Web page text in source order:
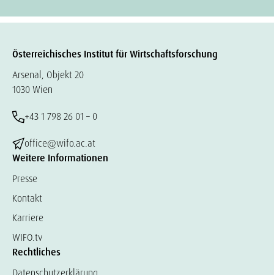
Österreichisches Institut für Wirtschaftsforschung
Arsenal, Objekt 20
1030 Wien
+43 1 798 26 01 – 0
office@wifo.ac.at
Weitere Informationen
Presse
Kontakt
Karriere
WIFO.tv
Rechtliches